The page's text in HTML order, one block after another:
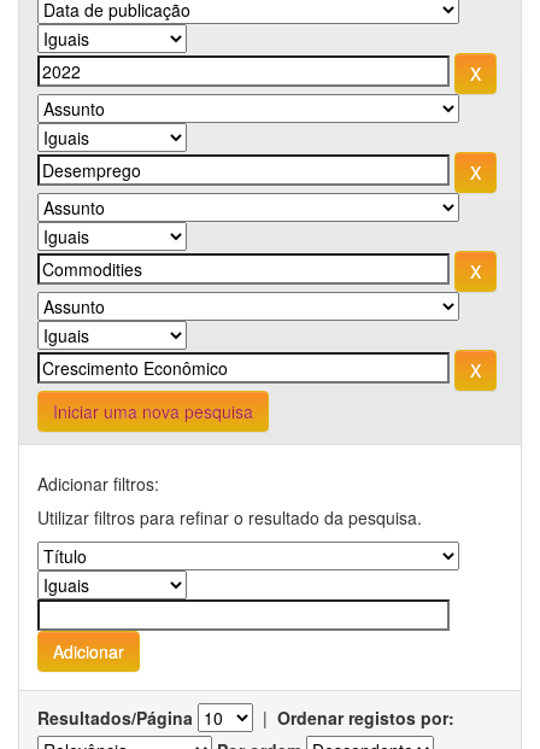
Iniciar uma nova pesquisa
Adicionar filtros:
Utilizar filtros para refinar o resultado da pesquisa.
Resultados/Página | Ordenar registos por: